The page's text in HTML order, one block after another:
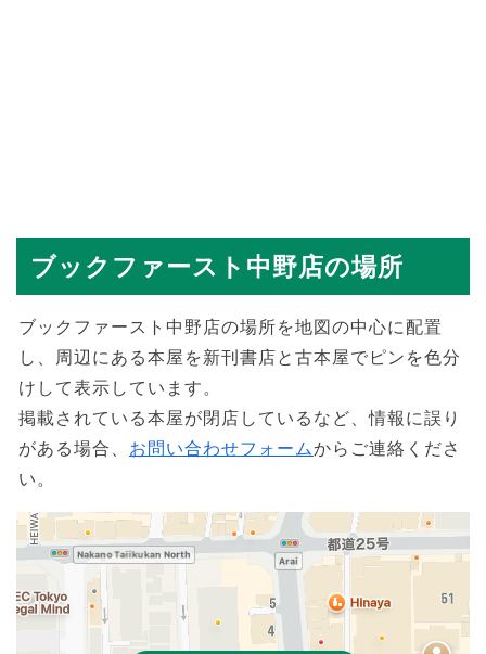
ブックファースト中野店の場所
ブックファースト中野店の場所を地図の中心に配置
し、周辺にある本屋を新刊書店と古本屋でピンを色分
けして表示しています。
掲載されている本屋が閉店しているなど、情報に誤り
がある場合、 お問い合わせフォームからご連絡くださ
い。